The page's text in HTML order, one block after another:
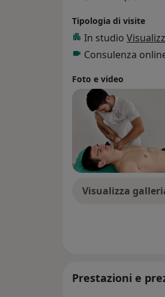
Tipologia di visite
In studio
Consulenza
Foto e video
Visualizza
Prestazioni e